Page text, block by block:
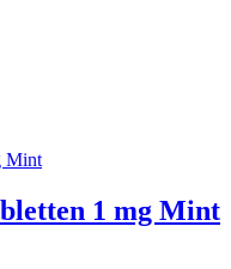
1 mg Mint